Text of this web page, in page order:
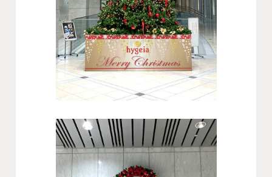
アクセス
採用情報
協力会社・スタッフ募集
お問い合わせ